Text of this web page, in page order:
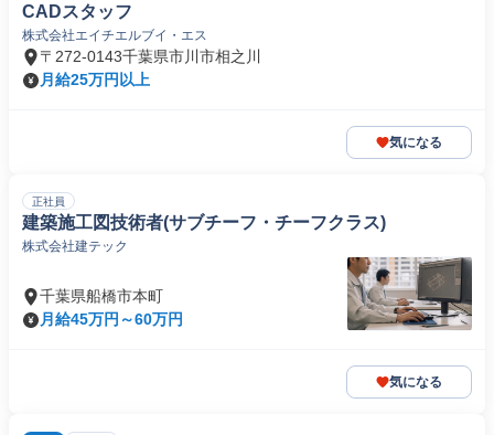
CADスタッフ
株式会社エイチエルブイ・エス
〒272-0143千葉県市川市相之川
月給25万円以上
気になる
正社員
建築施工図技術者(サブチーフ・チーフクラス)
株式会社建テック
千葉県船橋市本町
月給45万円～60万円
気になる